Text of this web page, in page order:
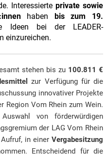
Interessierte private sowie
haben bis zum 19.
Ideen bei der LEADER-
einzureichen.
stehen bis zu 100.811 €
zur Verfügung für die
innovativer Projekte
Region Vom Rhein zum Wein.
von förderwürdigen
der LAG Vom Rhein
in einer Vergabesitzung
Entscheidend für die